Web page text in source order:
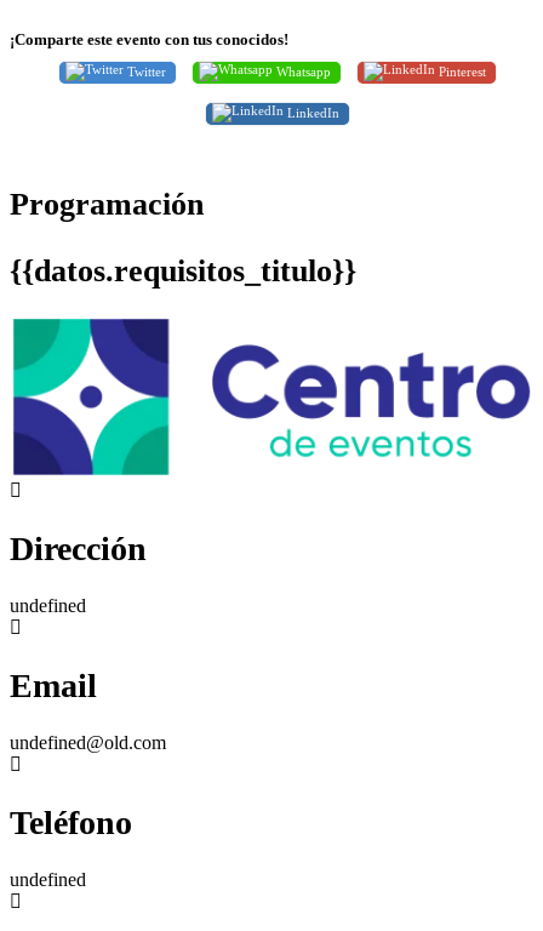
¡Comparte este evento con tus conocidos!
Twitter Whatsapp Pinterest
LinkedIn
Programación
{{datos.requisitos_titulo}}
Dirección
undefined
Email
undefined@old.com
Teléfono
undefined